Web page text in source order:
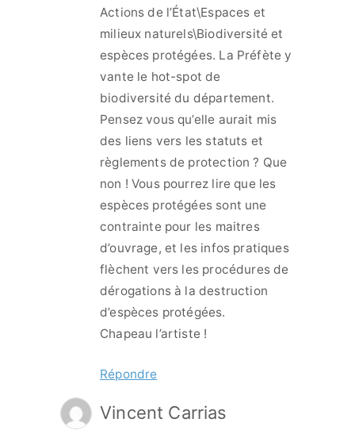
Actions de l’État\Espaces et
milieux naturels\Biodiversité et
espèces protégées. La Préfète y
vante le hot-spot de
biodiversité du département.
Pensez vous qu’elle aurait mis
des liens vers les statuts et
règlements de protection ? Que
non ! Vous pourrez lire que les
espèces protégées sont une
contrainte pour les maitres
d’ouvrage, et les infos pratiques
flèchent vers les procédures de
dérogations à la destruction
d’espèces protégées.
Chapeau l’artiste !
Répondre
Vincent Carrias